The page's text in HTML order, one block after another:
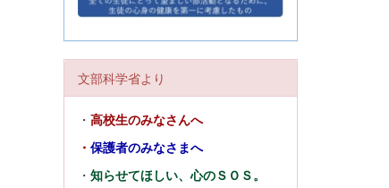
文部科学省より
・ 高校生のみなさんへ
・ 保護者のみなさまへ
・ 知らせてほしい、心のＳＯＳ。